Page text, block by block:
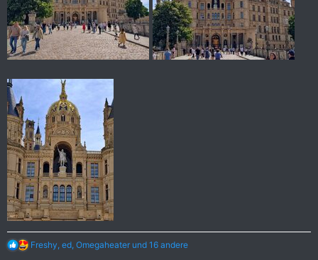
R
Freshy ed Omegaheater und 16 andere